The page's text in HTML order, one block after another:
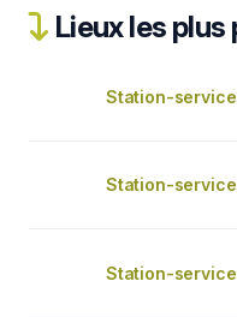
Lieux les plus
Station-service
Station-service
Station-service